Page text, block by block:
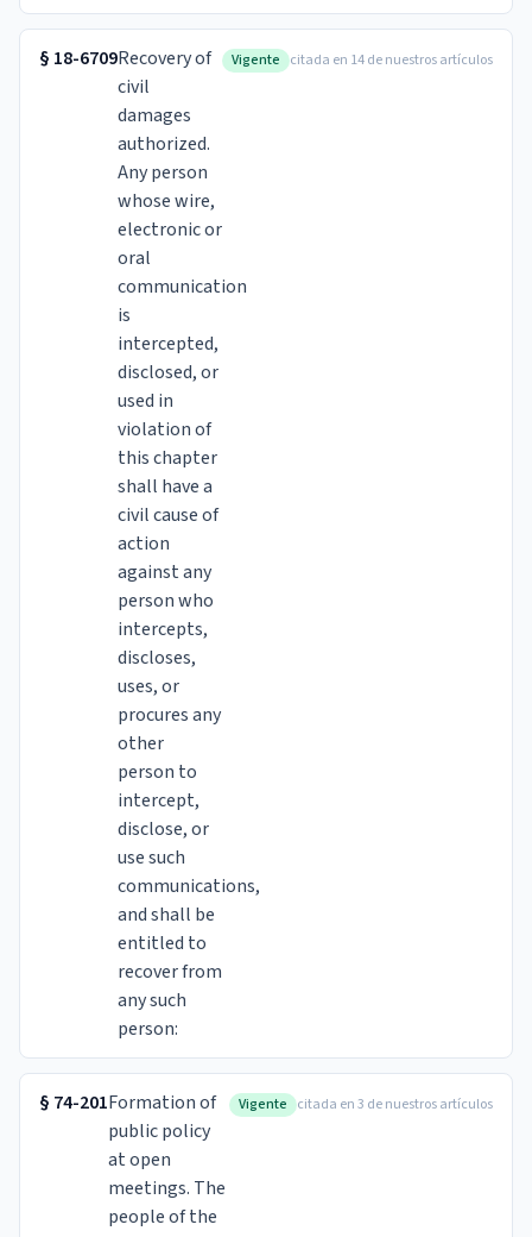
§ 18-6709Recovery of
civil
damages
authorized.
Any person
whose wire,
electronic or
oral
communication
is
intercepted,
disclosed, or
used in
violation of
this chapter
shall have a
civil cause of
action
against any
person who
intercepts,
discloses,
uses, or
procures any
other
person to
intercept,
disclose, or
use such
communications,
and shall be
entitled to
recover from
any such
person:
Vigente citada en 14 de nuestros artículos
§ 74-201Formation of
public policy
at open
meetings. The
people of the
Vigente citada en 3 de nuestros artículos